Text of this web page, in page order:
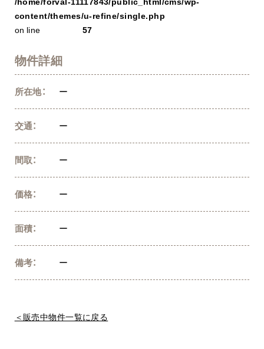
content/themes/u-refine/single.php
on line
57
物件詳細
所在地： ー
交通： ー
間取： ー
価格： ー
面積： ー
備考： ー
＜販売中物件一覧に戻る